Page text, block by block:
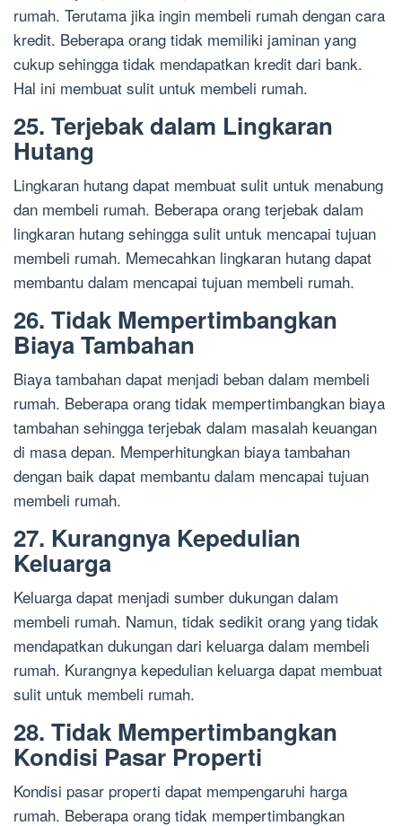
rumah. Terutama jika ingin membeli rumah dengan cara
kredit. Beberapa orang tidak memiliki jaminan yang
cukup sehingga tidak mendapatkan kredit dari bank.
Hal ini membuat sulit untuk membeli rumah.
25. Terjebak dalam Lingkaran
Hutang
Lingkaran hutang dapat membuat sulit untuk menabung
dan membeli rumah. Beberapa orang terjebak dalam
lingkaran hutang sehingga sulit untuk mencapai tujuan
membeli rumah. Memecahkan lingkaran hutang dapat
membantu dalam mencapai tujuan membeli rumah.
26. Tidak Mempertimbangkan
Biaya Tambahan
Biaya tambahan dapat menjadi beban dalam membeli
rumah. Beberapa orang tidak mempertimbangkan biaya
tambahan sehingga terjebak dalam masalah keuangan
di masa depan. Memperhitungkan biaya tambahan
dengan baik dapat membantu dalam mencapai tujuan
membeli rumah.
27. Kurangnya Kepedulian
Keluarga
Keluarga dapat menjadi sumber dukungan dalam
membeli rumah. Namun, tidak sedikit orang yang tidak
mendapatkan dukungan dari keluarga dalam membeli
rumah. Kurangnya kepedulian keluarga dapat membuat
sulit untuk membeli rumah.
28. Tidak Mempertimbangkan
Kondisi Pasar Properti
Kondisi pasar properti dapat mempengaruhi harga
rumah. Beberapa orang tidak mempertimbangkan